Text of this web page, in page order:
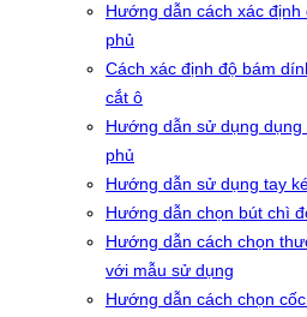
Hướng dẫn cách xác
phủ
Cách xác định độ bám
cắt ô
Hướng dẫn sử dụng
phủ
Hướng dẫn sử dụng tay
Hướng dẫn chọn bút chì
Hướng dẫn cách chọn
với mẫu sử dụng
Hướng dẫn cách chọn